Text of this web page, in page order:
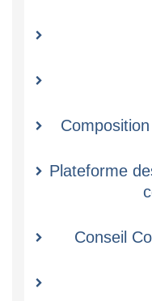
Plateforme
Conseil